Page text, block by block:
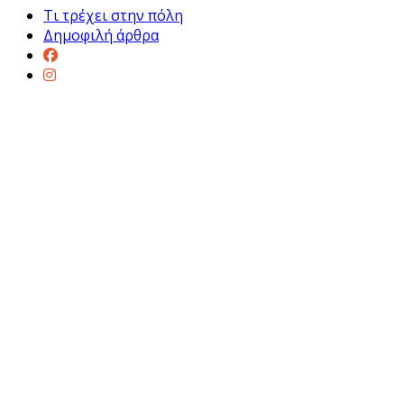
Τι τρέχει στην πόλη
Δημοφιλή άρθρα